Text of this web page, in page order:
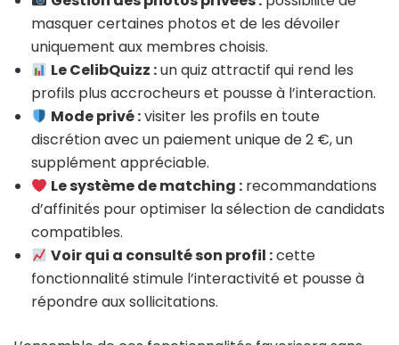
masquer certaines photos et de les dévoiler
uniquement aux membres choisis.
Le CelibQuizz :un quiz attractif qui rend les
profils plus accrocheurs et pousse à l’interaction.
Mode privé :visiter les profils en toute
discrétion avec un paiement unique de 2 €, un
supplément appréciable.
Le système de matching : recommandations
d’affinités pour optimiser la sélection de candidats
compatibles.
Voir qui a consulté son profil :cette
fonctionnalité stimule l’interactivité et pousse à
répondre aux sollicitations.